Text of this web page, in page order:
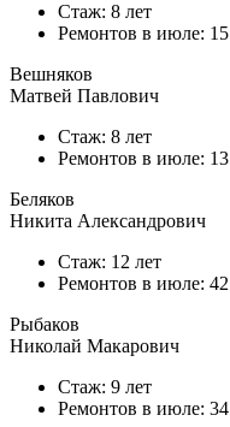
Стаж: 8 лет
Ремонтов в июле: 15
Вешняков
Матвей Павлович
Стаж: 8 лет
Ремонтов в июле: 13
Беляков
Никита Александрович
Стаж: 12 лет
Ремонтов в июле: 42
Рыбаков
Николай Макарович
Стаж: 9 лет
Ремонтов в июле: 34